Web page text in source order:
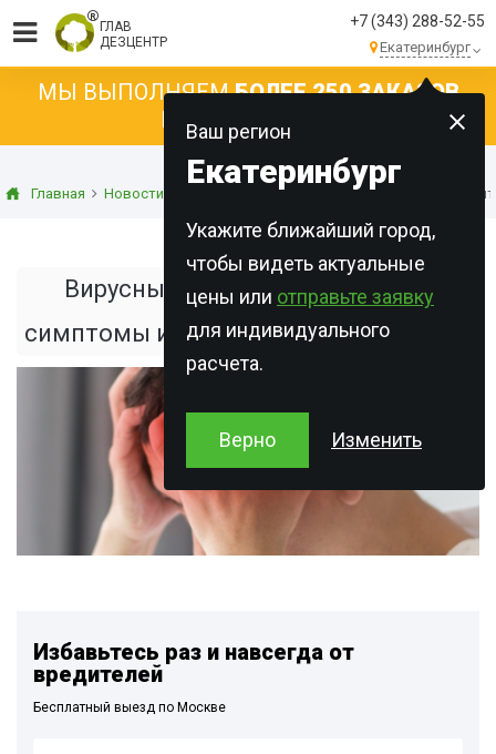
ГЛАВ
ДЕЗЦЕНТР
+7 (343) 288-52-55
Екатеринбург
Ваш регион
Екатеринбург
Укажите ближайший город,
чтобы видеть актуальные
цены или отправьте заявку
для индивидуального
расчета.
Верно Изменить
МЫ ВЫПОЛНЯЕМБОЛЕЕ 250 ЗАКАЗОВ
КАЖДЫЙ ДЕНЬ!
Главная Новости Статьи о дезинсекции Вирусный
Вирусный энцефалит: причины,
симптомы и меры предосторожности
Избавьтесь раз и навсегда от
вредителей
Бесплатный выезд по Москве